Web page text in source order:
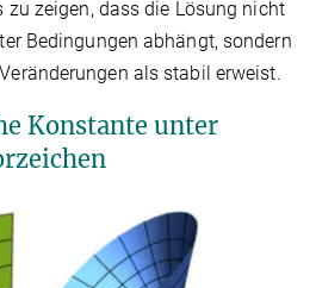
zeigen, dass die Lösung nicht
Bedingungen abhängt, sondern
als stabil erweist.
Konstante unter